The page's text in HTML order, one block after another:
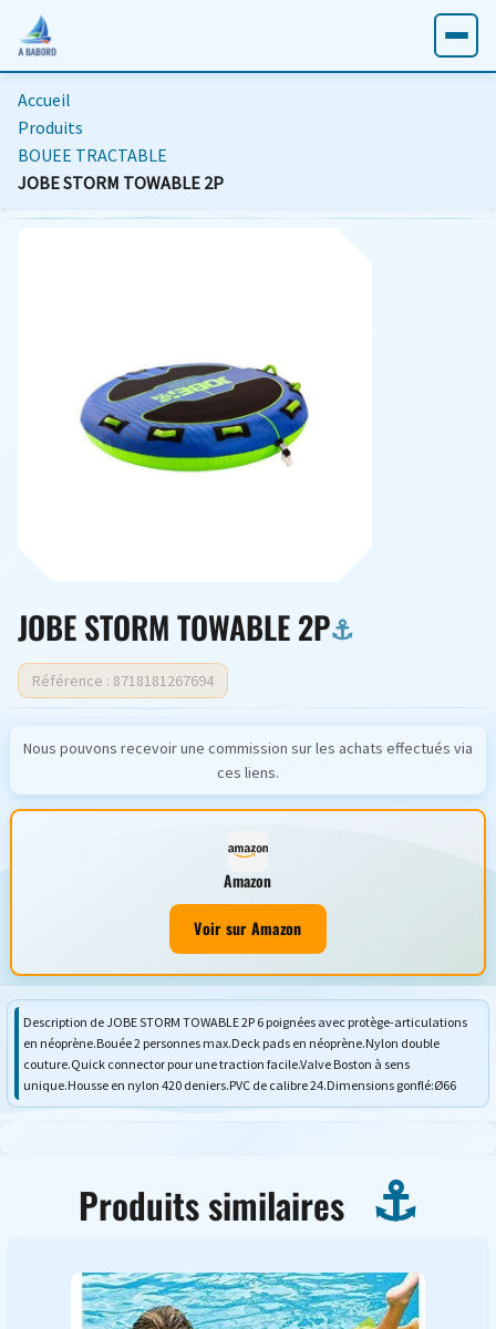
Accueil
Produits
BOUEE TRACTABLE
JOBE STORM TOWABLE 2P
JOBE STORM TOWABLE 2P
Référence : 8718181267694
Nous pouvons recevoir une commission sur les achats effectués via
ces liens.
Amazon
Voir sur Amazon
Description de JOBE STORM TOWABLE 2P 6 poignées avec protège-articulations
en néoprène.Bouée 2 personnes max.Deck pads en néoprène.Nylon double
couture.Quick connector pour une traction facile.Valve Boston à sens
unique.Housse en nylon 420 deniers.PVC de calibre 24.Dimensions gonflé:Ø66
Produits similaires